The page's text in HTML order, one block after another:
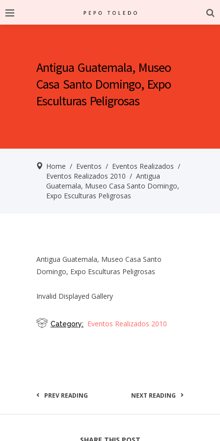
Antigua Guatemala, Museo
Casa Santo Domingo, Expo
Esculturas Peligrosas
Home / Eventos / Eventos Realizados /
Eventos Realizados 2010 / Antigua
Guatemala, Museo Casa Santo Domingo,
Expo Esculturas Peligrosas
Antigua Guatemala, Museo Casa Santo
Domingo, Expo Esculturas Peligrosas
Invalid Displayed Gallery
Category: Eventos Realizados 2010
PREV READING NEXT READING